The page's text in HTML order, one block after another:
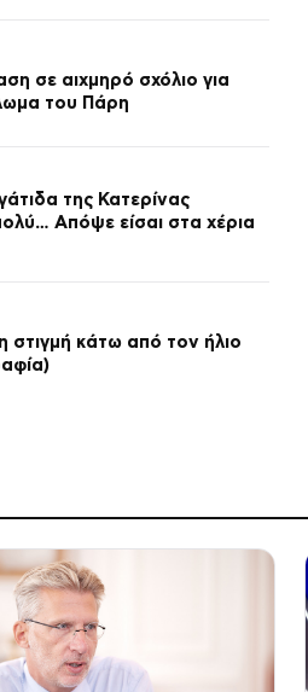
σε αιχμηρό σχόλιο για
του Πάρη
της Κατερίνας
Απόψε είσαι στα χέρια
στιγμή κάτω από τον ήλιο